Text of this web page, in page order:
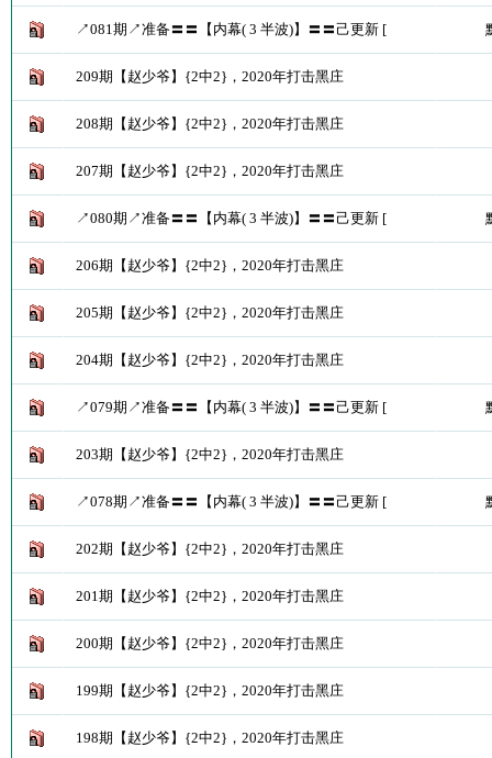
↗081期↗准备〓〓【内幕( 3 半波)】〓〓己更新 [
209期【赵少爷】{2中2}，2020年打击黑庄
208期【赵少爷】{2中2}，2020年打击黑庄
207期【赵少爷】{2中2}，2020年打击黑庄
↗080期↗准备〓〓【内幕( 3 半波)】〓〓己更新 [
206期【赵少爷】{2中2}，2020年打击黑庄
205期【赵少爷】{2中2}，2020年打击黑庄
204期【赵少爷】{2中2}，2020年打击黑庄
↗079期↗准备〓〓【内幕( 3 半波)】〓〓己更新 [
203期【赵少爷】{2中2}，2020年打击黑庄
↗078期↗准备〓〓【内幕( 3 半波)】〓〓己更新 [
202期【赵少爷】{2中2}，2020年打击黑庄
201期【赵少爷】{2中2}，2020年打击黑庄
200期【赵少爷】{2中2}，2020年打击黑庄
199期【赵少爷】{2中2}，2020年打击黑庄
198期【赵少爷】{2中2}，2020年打击黑庄